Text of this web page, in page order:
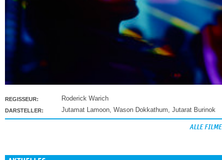
REGISSEUR: Roderick Warich
DARSTELLER: Jutamat Lamoon, Wason Dokkathum, Jutarat Burinok
ALLE FILME